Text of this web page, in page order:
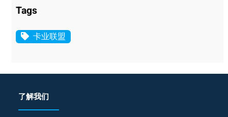
Tags
卡业联盟
了解我们